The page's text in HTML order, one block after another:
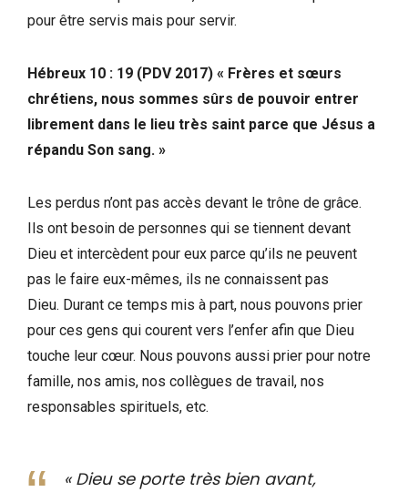
pour être servis mais pour servir.
Hébreux 10 : 19 (PDV 2017) « Frères et sœurs
chrétiens, nous sommes sûrs de pouvoir entrer
librement dans le lieu très saint parce que Jésus a
répandu Son sang. »
Les perdus n’ont pas accès devant le trône de grâce.
Ils ont besoin de personnes qui se tiennent devant
Dieu et intercèdent pour eux parce qu’ils ne peuvent
pas le faire eux-mêmes, ils ne connaissent pas
Dieu. Durant ce temps mis à part, nous pouvons prier
pour ces gens qui courent vers l’enfer afin que Dieu
touche leur cœur. Nous pouvons aussi prier pour notre
famille, nos amis, nos collègues de travail, nos
responsables spirituels, etc.
« Dieu se porte très bien avant,